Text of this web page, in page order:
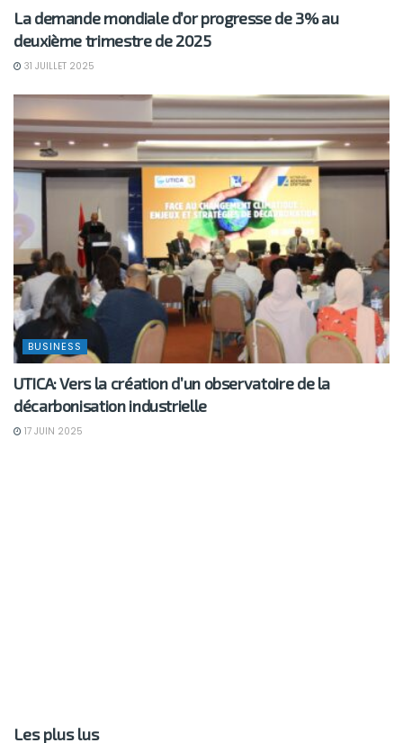
La demande mondiale d’or progresse de 3% au
deuxième trimestre de 2025
31 JUILLET 2025
BUSINESS
UTICA: Vers la création d’un observatoire de la
décarbonisation industrielle
17 JUIN 2025
Les plus lus